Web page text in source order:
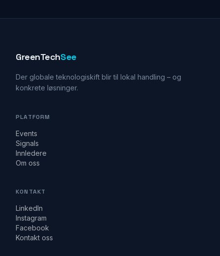
GreenTechSee
Der globale teknologiskift blir til lokal handling – og
konkrete løsninger.
PLATFORM
Events
Signals
Innledere
Om oss
KONTAKT
LinkedIn
Instagram
Facebook
Kontakt oss